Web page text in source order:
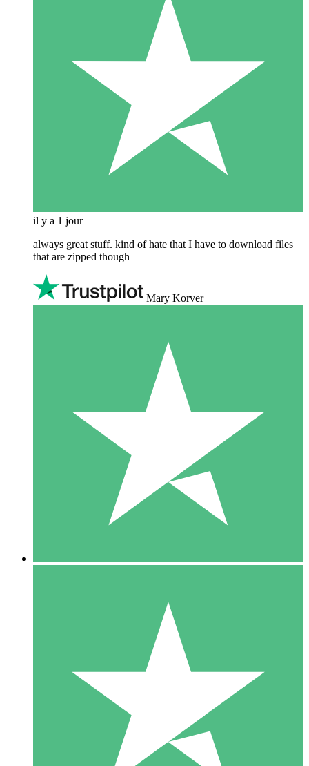
il y a 1 jour
always great stuff. kind of hate that I have to download files
that are zipped though
Mary Korver